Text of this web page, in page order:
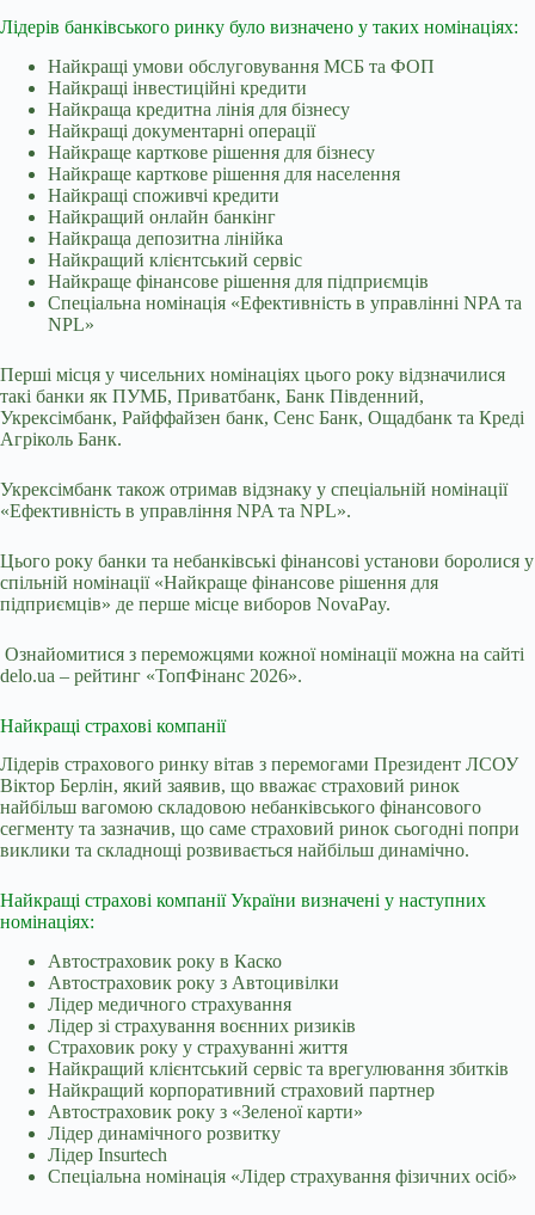
Лідерів банківського ринку було визначено у таких номінаціях:
Найкращі умови обслуговування МСБ та ФОП
Найкращі інвестиційні кредити
Найкраща кредитна лінія для бізнесу
Найкращі документарні операції
Найкраще карткове рішення для бізнесу
Найкраще карткове рішення для населення
Найкращі споживчі кредити
Найкращий онлайн банкінг
Найкраща депозитна лінійка
Найкращий клієнтський сервіс
Найкраще фінансове рішення для підприємців
Спеціальна номінація «Ефективність в управлінні NPA та
NPL»
Перші місця у чисельних номінаціях цього року відзначилися
такі банки як ПУМБ, Приватбанк, Банк Південний,
Укрексімбанк, Райффайзен банк, Сенс Банк, Ощадбанк та Креді
Агріколь Банк.
Укрексімбанк також отримав відзнаку у спеціальній номінації
«Ефективність в управління NPA та NPL».
Цього року банки та небанківські фінансові установи боролися у
спільній номінації «Найкраще фінансове рішення для
підприємців» де перше місце виборов NovaPay.
Ознайомитися з переможцями кожної номінації можна на сайті
delo.ua – рейтинг «ТопФінанс 2026».
Найкращі страхові компанії
Лідерів страхового ринку вітав з перемогами Президент ЛСОУ
Віктор Берлін, який заявив, що вважає страховий ринок
найбільш вагомою складовою небанківського фінансового
сегменту та зазначив, що саме страховий ринок сьогодні попри
виклики та складнощі розвивається найбільш динамічно.
Найкращі страхові компанії України визначені у наступних
номінаціях:
Автостраховик року в Каско
Автостраховик року з Автоцивілки
Лідер медичного страхування
Лідер зі страхування воєнних ризиків
Страховик року у страхуванні життя
Найкращий клієнтський сервіс та врегулювання збитків
Найкращий корпоративний страховий партнер
Автостраховик року з «Зеленої карти»
Лідер динамічного розвитку
Лідер Insurtech
Спеціальна номінація «Лідер страхування фізичних осіб»